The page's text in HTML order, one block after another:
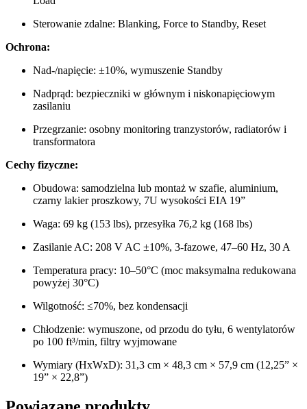
Sterowanie zdalne: Blanking, Force to Standby, Reset
Ochrona:
Nad-/napięcie: ±10%, wymuszenie Standby
Nadprąd: bezpieczniki w głównym i niskonapięciowym
zasilaniu
Przegrzanie: osobny monitoring tranzystorów, radiatorów i
transformatora
Cechy fizyczne:
Obudowa: samodzielna lub montaż w szafie, aluminium,
czarny lakier proszkowy, 7U wysokości EIA 19”
Waga: 69 kg (153 lbs), przesyłka 76,2 kg (168 lbs)
Zasilanie AC: 208 V AC ±10%, 3-fazowe, 47–60 Hz, 30 A
Temperatura pracy: 10–50°C (moc maksymalna redukowana
powyżej 30°C)
Wilgotność: ≤70%, bez kondensacji
Chłodzenie: wymuszone, od przodu do tyłu, 6 wentylatorów
po 100 ft³/min, filtry wyjmowane
Wymiary (HxWxD): 31,3 cm × 48,3 cm × 57,9 cm (12,25” ×
19” × 22,8”)